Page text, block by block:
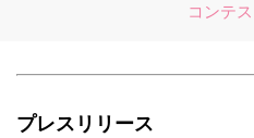
コンテ
プレスリリース